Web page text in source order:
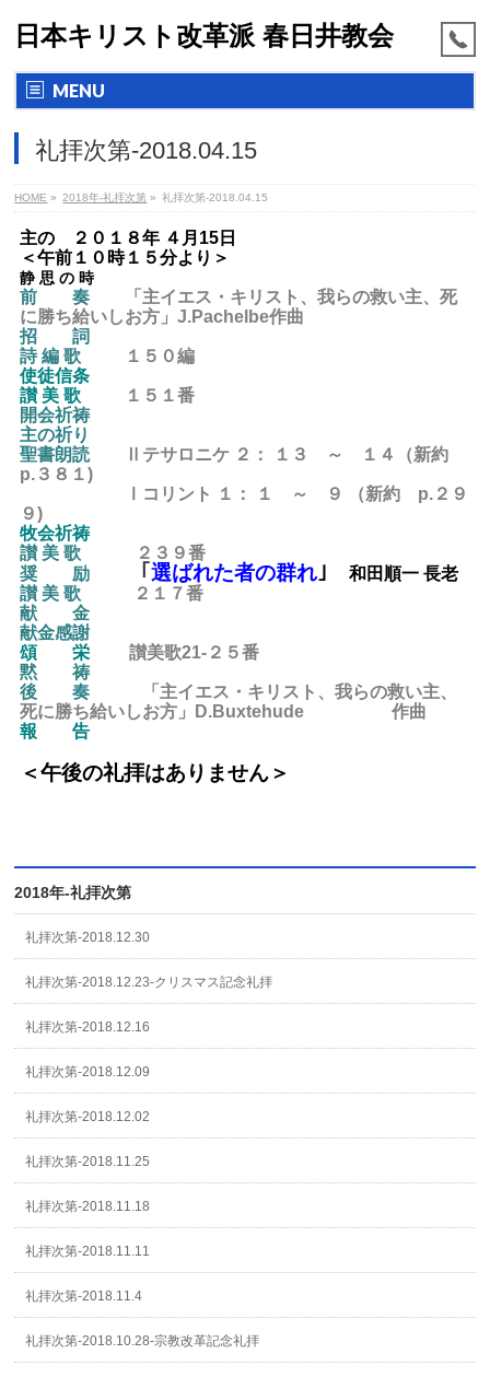
日本キリスト改革派 春日井教会
MENU
礼拝次第-2018.04.15
HOME » 2018年-礼拝次第 » 礼拝次第-2018.04.15
主の ２０１８年 ４月15日
＜午前１０時１５分より＞
静 思 の 時
前 奏
「主イエス・キリスト、我らの救い主、死
に勝ち給いしお方 」J.Pachelbe作曲
招 詞
詩 編 歌
１５０編
使徒信条
讃 美 歌 １５１番
開会祈祷
主の祈り
聖書朗読
Ⅱテサロニケ ２： １３ ～ １４（新約
p.３８１)
Ⅰコリント １： １ ～ ９ （新約 p.２９
９)
牧会祈祷
讃 美 歌
２３９番
奨 励
｢選ばれた者の群れ｣
和田順一 長老
讃 美 歌 ２１７番
献 金
献金感謝
頌 栄讃美歌21-２５番
黙 祷
後
奏 「主イエス・キリスト、我らの救い主、
死に勝ち給いしお方」D.Buxtehude 作曲
報 告
＜午後の礼拝はありません＞
2018年-礼拝次第
礼拝次第-2018.12.30
礼拝次第-2018.12.23-クリスマス記念礼拝
礼拝次第-2018.12.16
礼拝次第-2018.12.09
礼拝次第-2018.12.02
礼拝次第-2018.11.25
礼拝次第-2018.11.18
礼拝次第-2018.11.11
礼拝次第-2018.11.4
礼拝次第-2018.10.28-宗教改革記念礼拝